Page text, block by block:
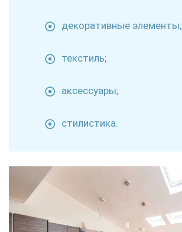
декоративные элементы;
текстиль;
аксессуары;
стилистика.